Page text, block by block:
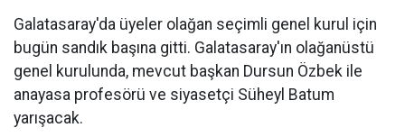
Galatasaray'da üyeler olağan seçimli genel kurul için
bugün sandık başına gitti. Galatasaray'ın olağanüstü
genel kurulunda, mevcut başkan Dursun Özbek ile
anayasa profesörü ve siyasetçi Süheyl Batum
yarışacak.